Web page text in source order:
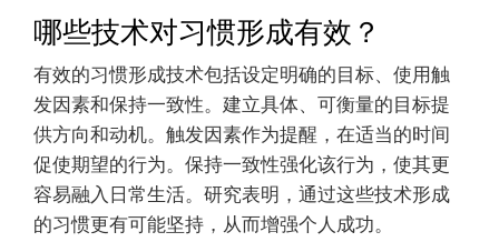
哪些技术对习惯形成有效？
有效的习惯形成技术包括设定明确的目标、使用触
发因素和保持一致性。建立具体、可衡量的目标提
供方向和动机。触发因素作为提醒，在适当的时间
促使期望的行为。保持一致性强化该行为，使其更
容易融入日常生活。研究表明，通过这些技术形成
的习惯更有可能坚持，从而增强个人成功。